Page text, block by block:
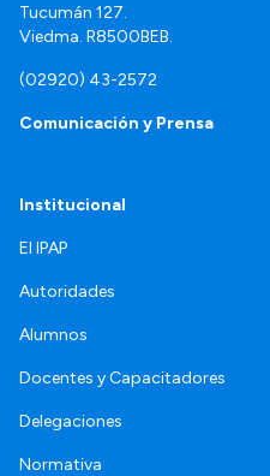
Tucumán 127.
Viedma. R8500BEB.
(02920) 43-2572
Comunicación y Prensa
Institucional
El IPAP
Autoridades
Alumnos
Docentes y Capacitadores
Delegaciones
Normativa